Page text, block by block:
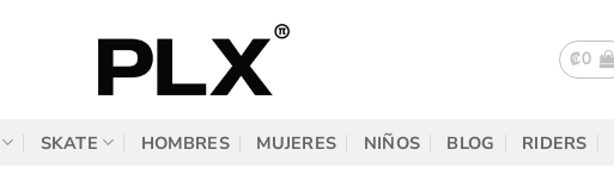
₡0
SKATE HOMBRES MUJERES NIÑOS BLOG RIDERS